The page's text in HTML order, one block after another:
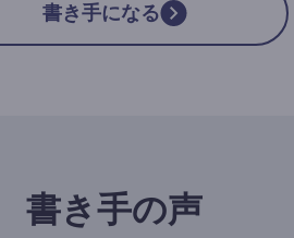
書き手になる
書き手の声